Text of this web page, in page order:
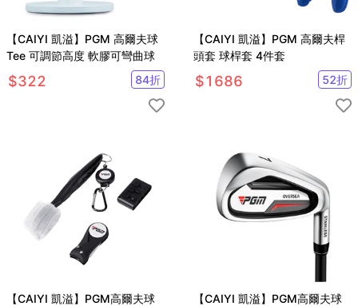
【CAIYI 凱溢】PGM 高爾夫球
Tee 可調節高度 軟膠可彎曲球
$322 84折
【CAIYI 凱溢】PGM 高爾夫桿
頭套 球桿套 4件套
$1686 52折
【CAIYI 凱溢】PGM高爾夫球
【CAIYI 凱溢】PGM高爾夫球